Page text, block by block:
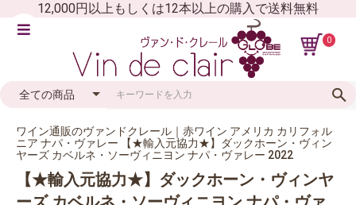
12,000円以上もしくは12本以上の購入で送料無料
0
ワイン通販のヴァンドクレール｜赤ワイン アメリカ カリフォル
ニア ナパ・ヴァレー 【★輸入元協力★】ダックホーン・ヴィン
ヤーズ カベルネ・ソーヴィニヨン ナパ・ヴァレー 2022
【★輸入元協力★】ダックホーン・ヴィンヤ